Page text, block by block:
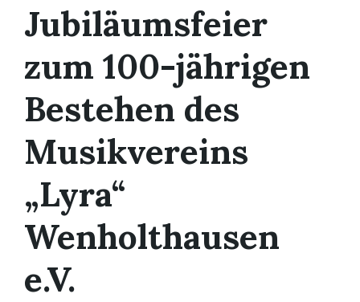
Jubiläumsfeier
zum 100-jährigen
Bestehen des
Musikvereins
„Lyra“
Wenholthausen
e.V.